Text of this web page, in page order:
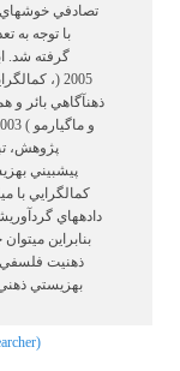
تصادفي خوشهاي
گرفته شد.
پژوهش،
پيشبيني
كمالگرايي با
دادههاي
ذهنيت فلسفي
بهزيستي